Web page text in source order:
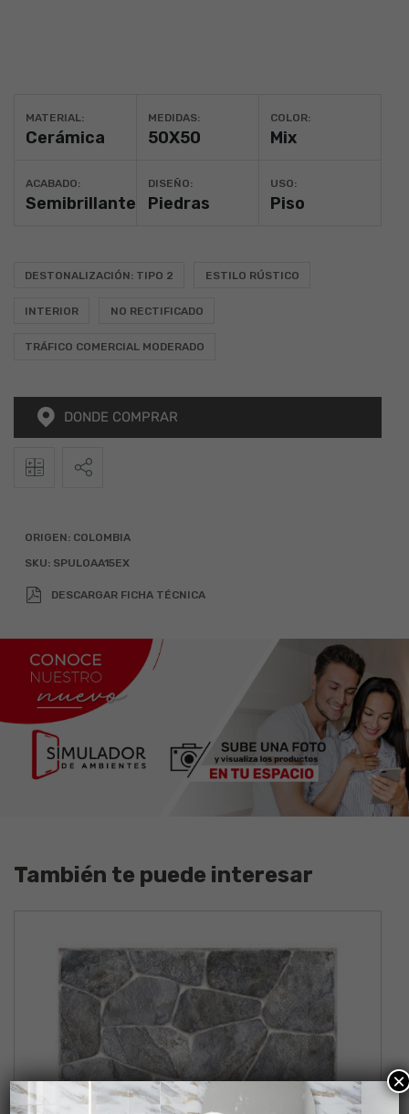
MATERIAL:
Cerámica
MEDIDAS:
50X50
COLOR:
Mix
ACABADO:
Semibrillante
DISEÑO:
Piedras
USO:
Piso
DESTONALIZACIÓN: TIPO 2 ESTILO RÚSTICO
INTERIOR NO RECTIFICADO
TRÁFICO COMERCIAL MODERADO
DONDE COMPRAR
Calculadora Alto
ORIGEN: COLOMBIA
SKU: SPULOAA15EX
DESCARGAR FICHA TÉCNICA
También te puede interesar
×